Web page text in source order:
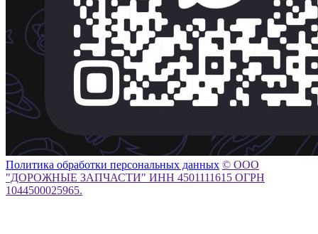
Политика обработки персональных данных © ООО
"ДОРОЖНЫЕ ЗАПЧАСТИ" ИНН 4501111615 ОГРН
1044500025965.